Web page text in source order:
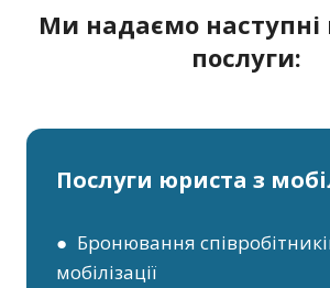
Ми надаємо
послуги:
Послуги юриста з
● Бронювання
мобілізації